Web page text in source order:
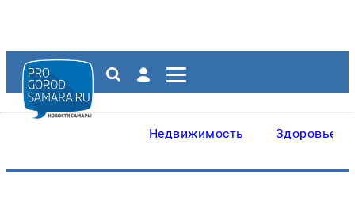
Недвижимость Здоровье